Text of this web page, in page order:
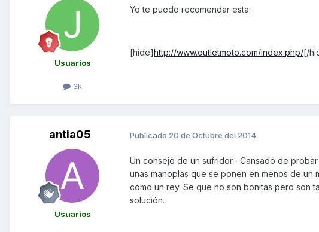
Usuarios
3k
Yo te puedo recomendar esta:
[hide]http://www.outletmoto.com/index.php/[/
antia05
Usuarios
Publicado 20 de Octubre del 2014
Un consejo de un sufridor.- Cansado de
unas manoplas que se ponen en menos de
como un rey. Se que no son bonitas pero son
solución.